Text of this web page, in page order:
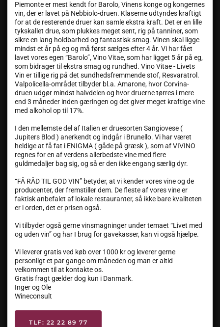
Piemonte er mest kendt for Barolo, Vinens konge og kongernes
vin, der er lavet på Nebbiolo-druen. Klaserne udtyndes kraftigt
for at de resterende druer kan samle ekstra kraft. Det er en lille
tykskallet drue, som plukkes meget sent, rig på tanniner, som
sikre en lang holdbarhed og fantastisk smag. Vinen skal ligge
mindst et år på eg og må først sælges efter 4 år. Vi har fået
lavet vores egen “Barolo”, Vino Vitae, som har ligget 5 år på eg,
som bidrager til ekstra smag og rundhed. Vino Vitae - Livets
Vin er tillige rig på det sundhedsfremmende stof, Resvaratrol.
Valpolicella-området tilbyder bl.a. Amarone, hvor Corvina-
druen udgør mindst halvdelen og hvor druerne tørres i mere
end 3 måneder inden gæringen og det giver meget kraftige vine
med alkohol op til 17%.
I den mellemste del af Italien er druesorten Sangiovese (
Jupiters Blod ) anerkendt og indgår i Brunello. Vi har været
heldige at få fat i ENIGMA ( gåde på græsk ), som af VIVINO
regnes for en af verdens allerbedste vine med flere
guldmedaljer bag sig, og så er den ikke engang særlig dyr.
“FÅ RÅD TIL GOD VIN” betyder, at vi kender vores vine og de
producenter, der fremstiller dem. De fleste af vores vine er
faktisk anbefalet af lokale restauranter, så ikke bare kvaliteten
er i orden, det er prisen også.
Vi tilbyder også gerne vinsmagninger under temaet “Livet med
og uden vin” og har I brug for gavekasser, kan vi også hjælpe.
Vi leverer gratis ved køb over 1000 kr og leverer gerne
personligt et par gange om måneden og man er altid
velkommen til at kontakte os.
Gratis fragt gælder dog kun i Danmark.
Inger og Ole
Wineconsult
TLF: 22 22 89 77